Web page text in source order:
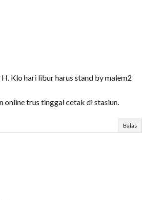
Klo hari libur harus stand by malem2
online trus tinggal cetak di stasiun.
Balas